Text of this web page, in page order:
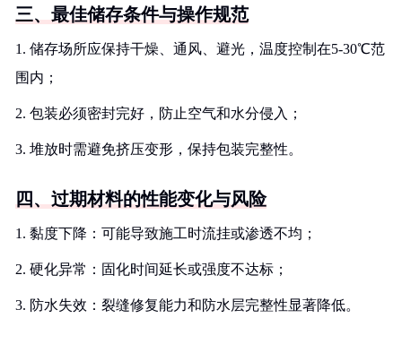
三、最佳储存条件与操作规范
1. 储存场所应保持干燥、通风、避光，温度控制在5-30℃范
围内；
2. 包装必须密封完好，防止空气和水分侵入；
3. 堆放时需避免挤压变形，保持包装完整性。
四、过期材料的性能变化与风险
1. 黏度下降：可能导致施工时流挂或渗透不均；
2. 硬化异常：固化时间延长或强度不达标；
3. 防水失效：裂缝修复能力和防水层完整性显著降低。